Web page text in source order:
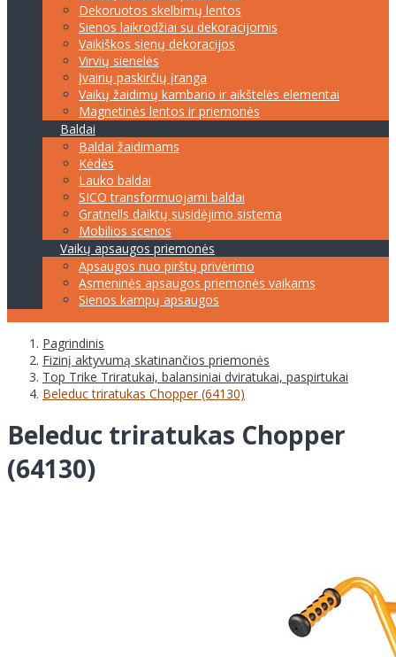
Dekoruotos skelbimų lentos
Sienos laikrodžiai su dekoracijomis
Vaikiškos sienų dekoracijos
Virvių sienelės
Įvairių paskirčių įranga
Vaikų žaidimų kambario ir aikštelės elementai
Magnetinės lentos ir priemonės
Baldai
Baldai žaidimams
Kėdės
Lauko baldai
SICO transformuojami baldai
Gratnells daiktų susidėjimo sistema
Mobilios scenos
Vaikų apsaugos priemonės
Apsaugos nuo pirštų privėrimo
Asmeninės apsaugos priemonės vaikams
Sienos kampų apsaugos
Pagrindinis
Fizinį aktyvumą skatinančios priemonės
Top Trike Triratukai, balansiniai dviratukai, paspirtukai
Beleduc triratukas Chopper (64130)
Beleduc triratukas Chopper
(64130)